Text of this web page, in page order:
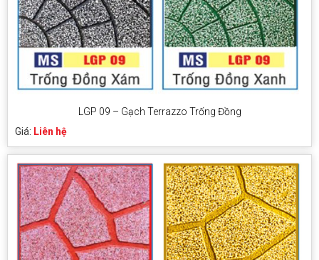
LGP 09 – Gạch Terrazzo Trống Đồng
Giá: Liên hệ